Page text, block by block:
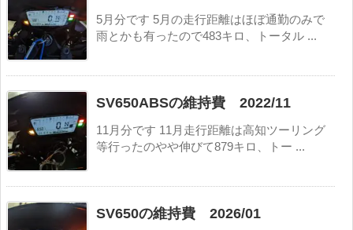
5月分です 5月の走行距離はほぼ通勤のみで
雨とかも有ったので483キロ、トータル ...
SV650ABSの維持費 2022/11
11月分です 11月走行距離は高知ツーリング
等行ったのやや伸びて879キロ、トー ...
SV650の維持費 2026/01